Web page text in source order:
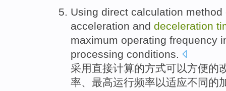
Using direct calculation method
acceleration and deceleration
maximum operating frequency
processing conditions.
采用直接计算的方式可以方便的
率、最高运行频率以适应不同的